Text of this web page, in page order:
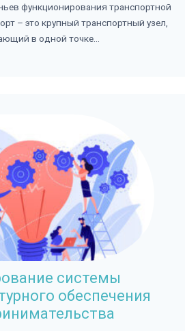
функционирования транспортной
– это крупный транспортный узел,
в одной точке...
системы
обеспечения